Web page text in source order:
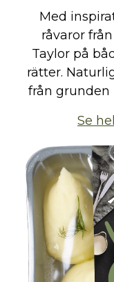
Med
råvaror
Taylor på
rätter.
från grunden
Se